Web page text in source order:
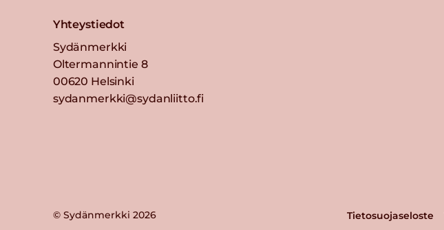
Yhteystiedot
Sydänmerkki
Oltermannintie 8
00620 Helsinki
sydanmerkki@sydanliitto.fi
© Sydänmerkki 2026 Tietosuojaseloste